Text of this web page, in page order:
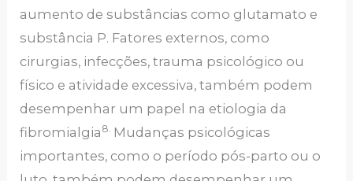
aumento de substâncias como glutamato e
substância P. Fatores externos, como
cirurgias, infecções, trauma psicológico ou
físico e atividade excessiva, também podem
desempenhar um papel na etiologia da
fibromialgia 8. Mudanças psicológicas
importantes, como o período pós-parto ou o